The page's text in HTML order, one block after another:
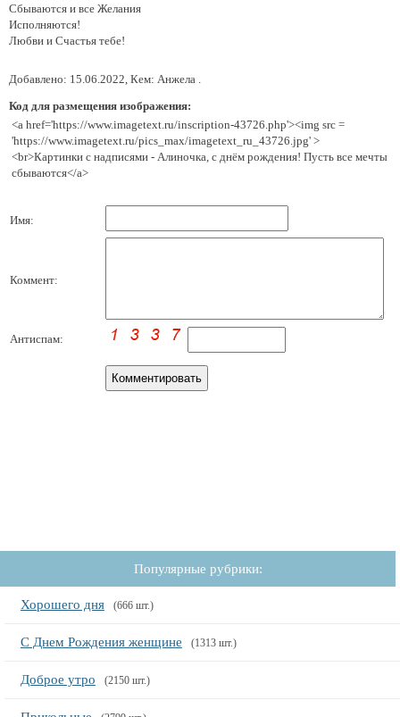
Сбываются и все Желания
Исполняются!
Любви и Счастья тебе!
Добавлено: 15.06.2022, Кем: Анжела .
Код для размещения изображения:
<a href='https://www.imagetext.ru/inscription-43726.php'><img src =
'https://www.imagetext.ru/pics_max/imagetext_ru_43726.jpg' >
<br>Картинки с надписями - Алиночка, с днём рождения! Пусть все мечты
сбываются</a>
Имя:
Коммент:
Антиспам:
Популярные рубрики:
Хорошего дня (666 шт.)
С Днем Рождения женщине (1313 шт.)
Доброе утро (2150 шт.)